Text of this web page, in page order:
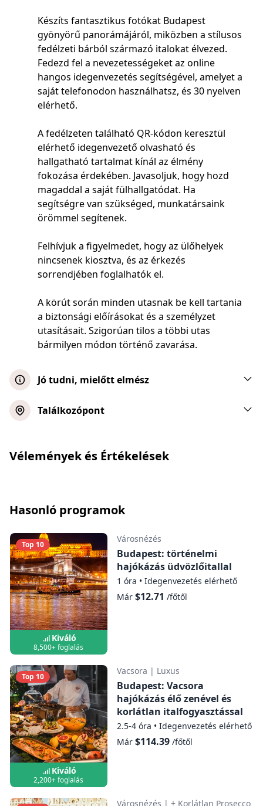
Készíts fantasztikus fotókat Budapest
gyönyörű panorámájáról, miközben a stílusos
fedélzeti bárból származó italokat élvezed.
Fedezd fel a nevezetességeket az online
hangos idegenvezetés segítségével, amelyet a
saját telefonodon használhatsz, és 30 nyelven
elérhető.
A fedélzeten található QR-kódon keresztül
elérhető idegenvezető olvasható és
hallgatható tartalmat kínál az élmény
fokozása érdekében. Javasoljuk, hogy hozd
magaddal a saját fülhallgatódat. Ha
segítségre van szükséged, munkatársaink
örömmel segítenek.
Felhívjuk a figyelmedet, hogy az ülőhelyek
nincsenek kiosztva, és az érkezés
sorrendjében foglalhatók el.
A körút során minden utasnak be kell tartania
a biztonsági előírásokat és a személyzet
utasításait. Szigorúan tilos a többi utas
bármilyen módon történő zavarása.
Jó tudni, mielőtt elmész
Az ülőhelyek garantáltak, de nincsenek
érkezel, könnyebben foglalhatsz le egy
neked tetsző helyet.
kérjük, hozz magaddal saját telefont és
A hajóút teljes időtartama alatt ingyenes
Wi-Fi áll rendelkezésre.
A fedélzeten mosdók is rendelkezésre
állnak.
Napnyugta körül az útvonalt kissé
módosítjuk, hogy a Parlament épülete
mellett a legszebb fényben haladhassunk
el.
Bárjainkban készpénzes és kártyás fizetés
egyaránt lehetséges.
18 év alatti személyeknek nem szolgálunk
fel alkoholt.
Esős időben előfordulhat, hogy a fedett
ülőhelyek száma korlátozott, de a kényelem
érdekében esernyőket biztosítunk. Forró,
napos napokon napernyők állnak
Találkozópont
Vélemények és Értékelések
Hasonló programok
Top 10
Kiváló
8,500+ foglalás
Városnézés
Budapest: történelmi
hajókázás üdvözlőitallal
1 óra • Idegenvezetés elérhető
Már $12.71 /főtől
Top 10
Kiváló
2,200+ foglalás
Vacsora | Luxus
Budapest: Vacsora
hajókázás élő zenével és
korlátlan italfogyasztással
2.5-4 óra • Idegenvezetés elérhető
Már $114.39/főtől
Városnézés | + Korlátlan Prosecco